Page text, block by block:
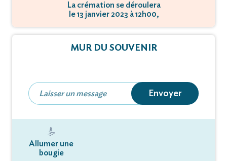
La crémation se déroulera
le 13 janvier 2023 à 12h00,
MUR DU SOUVENIR
Envoyer
Allumer une
bougie